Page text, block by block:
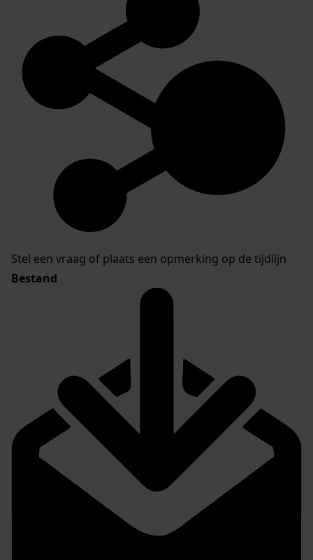
Stel een vraag of plaats een opmerking op de tijdlijn
Bestand